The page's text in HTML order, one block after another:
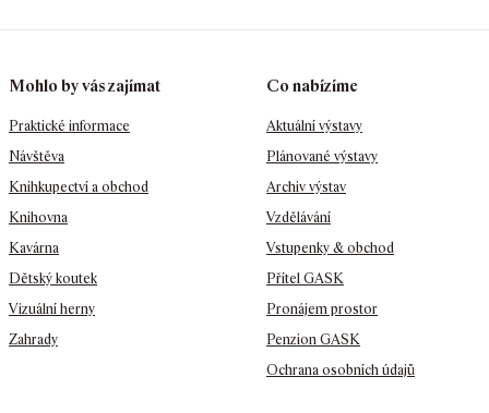
Mohlo by vás zajímat
Praktické informace
Návštěva
Knihkupectví a obchod
Knihovna
Kavárna
Dětský koutek
Vizuální herny
Zahrady
Co nabízíme
Aktuální výstavy
Plánované výstavy
Archiv výstav
Vzdělávání
Vstupenky & obchod
Přítel GASK
Pronájem prostor
Penzion GASK
Ochrana osobních údajů